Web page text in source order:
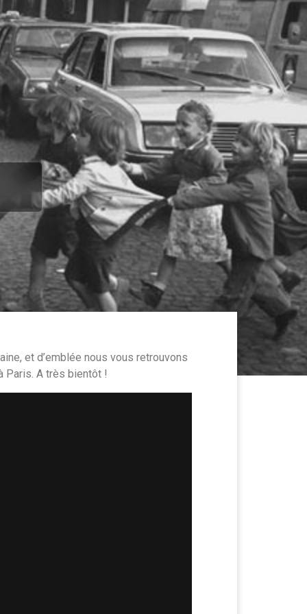
et d’emblée nous vous retrouvons
Paris. A très bientôt !